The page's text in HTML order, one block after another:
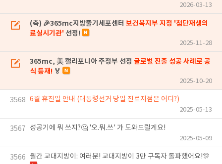
2026-03-13
(축) 🎉365mc지방줄기세포센터 보건복지부 지정 '첨단재생의
료실시기관' 선정!
2025-11-28
365mc, 美 캘리포니아 주정부 선정 글로벌 진출 성공 사례로 공
식 등재! 🏅
2025-10-20
3568 6월 휴진일 안내 (대통령선거 당일 진료지점은 어디?)
2025-05-13
3567 성공기에 뭐 쓰지?🤔 '오.뭐.쓰' 가 도와드릴게요!
2025-05-09
3566 월간 교대지방이: 여러분! 교대지방이 3만 구독자 돌파했어요!🎊